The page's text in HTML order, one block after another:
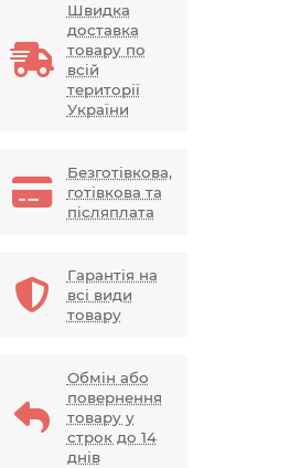
Швидка
доставка
товару по
всій
території
України
Безготівкова,
готівкова та
післяплата
Гарантія на
всі види
товару
Обмін або
повернення
товару у
строк до 14
днів